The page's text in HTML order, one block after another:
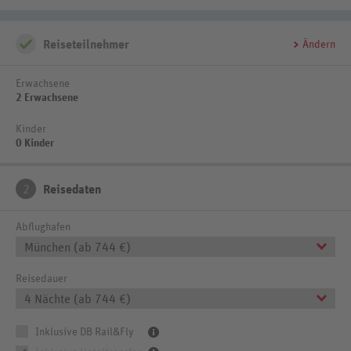
Reiseteilnehmer Ändern
Erwachsene
2 Erwachsene
Kinder
0 Kinder
2 Reisedaten
Abflughafen
München (ab 744 €)
Reisedauer
4 Nächte (ab 744 €)
Inklusive DB Rail&Fly